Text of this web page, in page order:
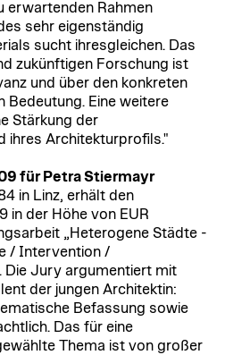
erwartenden Rahmen
sehr eigenständig
sucht ihresgleichen. Das
zukünftigen Forschung ist
und über den konkreten
Bedeutung. Eine weitere
Stärkung der
ihres Architekturprofils."
für Petra Stiermayr
in Linz, erhält den
in der Höhe von EUR
„Heterogene Städte -
/ Intervention /
Die Jury argumentiert mit
der jungen Architektin:
Befassung sowie
Das für eine
Thema ist von großer